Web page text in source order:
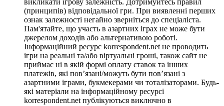
(принципів) відповідальної гри. При виявленні перших
ознак залежності негайно зверніться до спеціаліста.
Пам'ятайте, що участь в азартних іграх не може бути
джерелом доходів або альтернативою роботі.
Інформаційний ресурс korrespondent.net не проводить
ігри на реальні та/або віртуальні гроші, також сайт не
приймає ні в якій формі оплату ставок та інших
платежів, які пов’язані/можуть бути пов’язані з
азартними іграми, букмекерами чи тоталізаторами. Будь-
які матеріали на інформаційному ресурсі
korrespondent.net публікуються виключно в